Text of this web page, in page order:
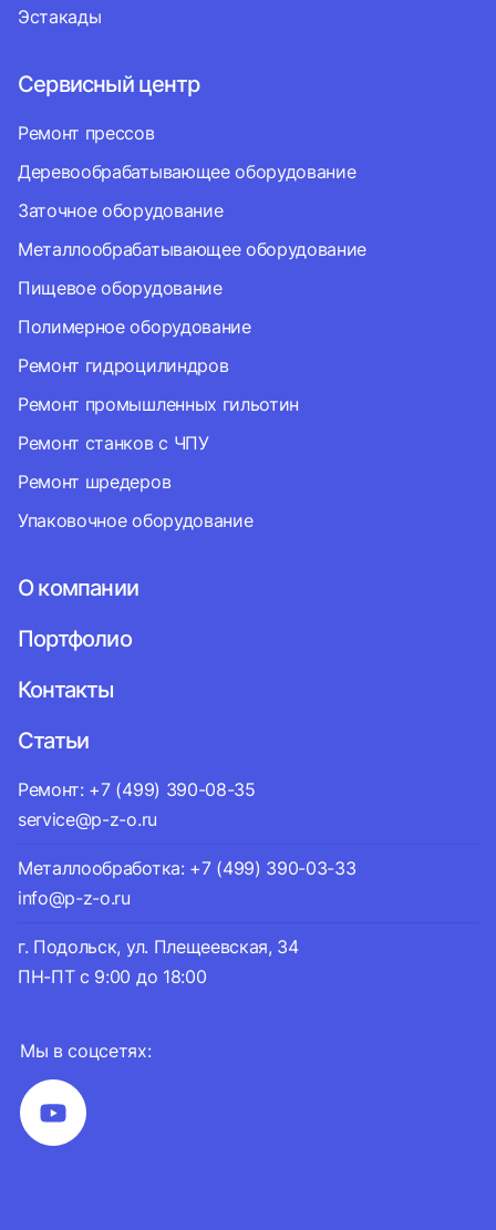
Мы в соцсетях:
Эстакады
Сервисный центр
Ремонт прессов
Деревообрабатывающее оборудование
Заточное оборудование
Металлообрабатывающее оборудование
Пищевое оборудование
Полимерное оборудование
Ремонт гидроцилиндров
Ремонт промышленных гильотин
Ремонт станков с ЧПУ
Ремонт шредеров
Упаковочное оборудование
О компании
Портфолио
Контакты
Статьи
Ремонт: +7 (499) 390-08-35
service@p-z-o.ru
Металлообработка: +7 (499) 390-03-33
info@p-z-o.ru
г. Подольск, ул. Плещеевская, 34
ПН-ПТ с 9:00 до 18:00